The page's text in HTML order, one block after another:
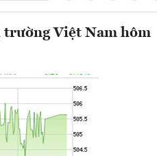
Việt Nam hôm